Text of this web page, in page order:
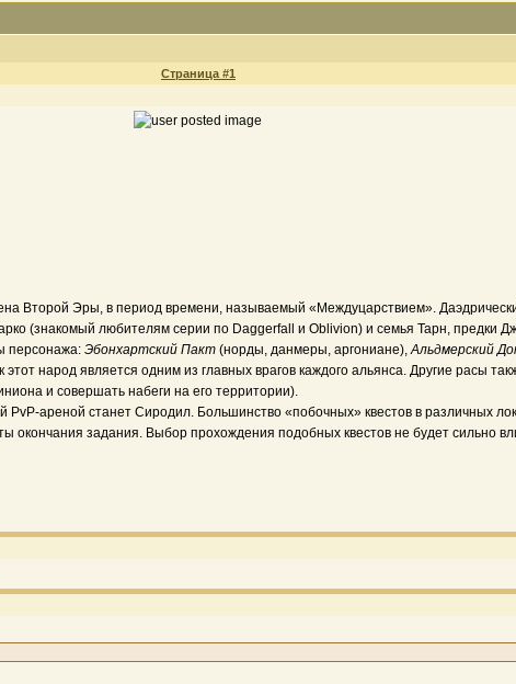
Страница #1
Второй Эры, в период времени, называемый «Междуцарствием».
(знакомый любителям серии по Daggerfall и Oblivion) и семья Тарн, предки
персонажа: Эбонхартский Пакт(норды, данмеры, аргониане),Альдмерский
народ является одним из главных врагов каждого альянса. Другие расы
и совершать набеги на его территории).
PvP-ареной станет Сиродил. Большинство «побочных» квестов в различных
окончания задания. Выбор прохождения подобных квестов не будет сильно